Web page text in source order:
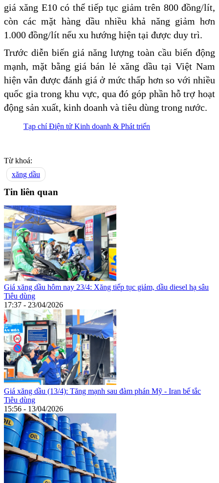
giá xăng E10 có thể tiếp tục giảm trên 800 đồng/lít,
còn các mặt hàng dầu nhiều khả năng giảm hơn
1.000 đồng/lít nếu xu hướng hiện tại được duy trì.
Trước diễn biến giá năng lượng toàn cầu biến động
mạnh, mặt bằng giá bán lẻ xăng dầu tại Việt Nam
hiện vẫn được đánh giá ở mức thấp hơn so với nhiều
quốc gia trong khu vực, qua đó góp phần hỗ trợ hoạt
động sản xuất, kinh doanh và tiêu dùng trong nước.
Tạp chí Điện tử Kinh doanh & Phát triển
Từ khoá:
xăng dầu
Tin liên quan
Giá xăng dầu hôm nay 23/4: Xăng tiếp tục giảm, dầu diesel hạ sâu
Tiêu dùng
17:37 - 23/04/2026
Giá xăng dầu (13/4): Tăng mạnh sau đàm phán Mỹ - Iran bế tắc
Tiêu dùng
15:56 - 13/04/2026